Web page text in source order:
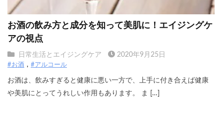
お酒の飲み方と成分を知って美肌に！エイジングケ
アの視点
日常生活とエイジングケア 2020年9月25日
#お酒 #アルコール
お酒は、飲みすぎると健康に悪い一方で、上手に付き合えば健康
や美肌にとってうれしい作用もあります。 ま […]